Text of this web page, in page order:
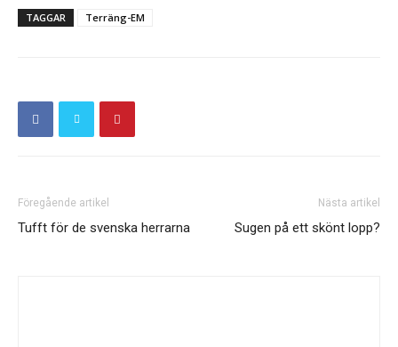
TAGGAR Terräng-EM
Föregående artikel
Tufft för de svenska herrarna
Nästa artikel
Sugen på ett skönt lopp?